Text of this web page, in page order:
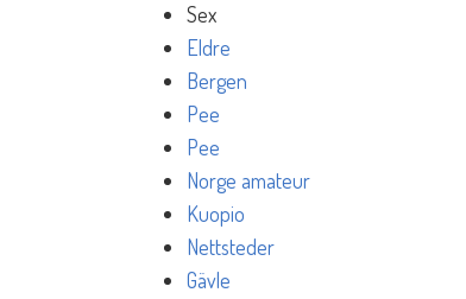
Sex
Eldre
Bergen
Pee
Pee
Norge amateur
Kuopio
Nettsteder
Gävle